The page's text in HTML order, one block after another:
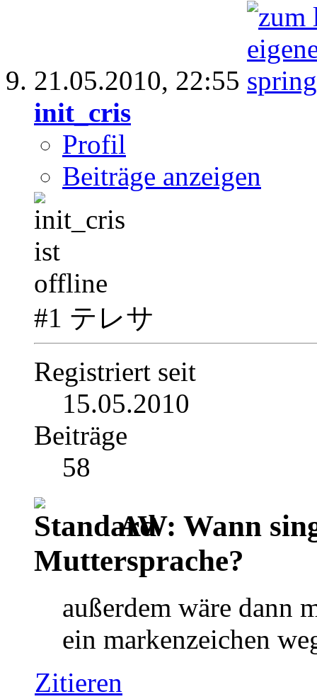
21.05.2010, 22:55
init_cris
Profil
Beiträge anzeigen
#1 テレサ
Registriert seit
15.05.2010
Beiträge
58
AW: Wann
Muttersprache?
außerdem wäre dann
ein markenzeichen
Zitieren